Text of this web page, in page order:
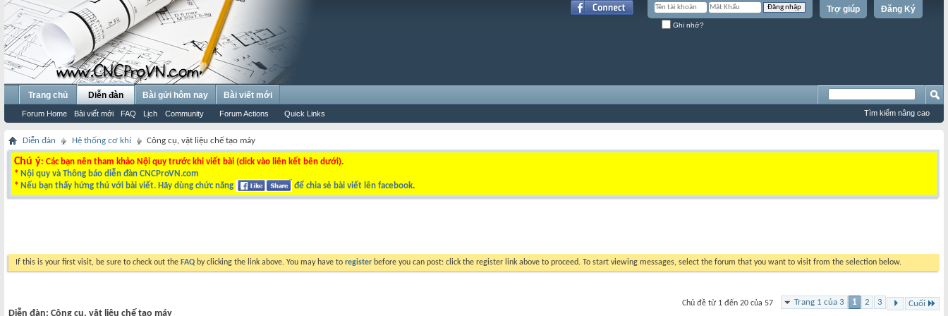
Đăng Ký
Trợ giúp
Ghi nhớ?
Trang chủ Diễn đàn
Forum Home Bài viết mới FAQ Lịch Community Forum Actions Quick Links
Bài gửi hôm nay Bài viết mới
Tìm kiếm nâng cao
Diễn đàn Hệ thống cơ khí Công cụ, vật liệu chế tạo máy
Chú ý: Các bạn nên tham khảo Nội quy trước khi viết bài (click vào liên kết bên dưới).
* Nội quy và Thông báo diễn đàn CNCProVN.com
* Nếu bạn thấy hứng thú với bài viết. Hãy dùng chức năng để chia sẻ bài viết lên facebook.
If this is your first visit, be sure to check out the FAQ by clicking the link above. You may have to register before you can post: click the register link above to proceed. To start viewing messages, select the forum that you want to visit from the selection below.
Trang 1 của 3 1 2 3 Cuối
Chủ đề từ 1 đến 20 của 57
Diễn đàn: Công cụ, vật liệu chế tạo máy